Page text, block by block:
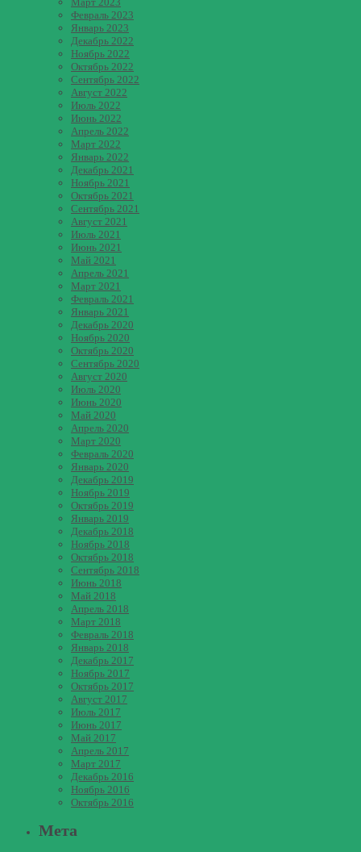
Февраль 2023
Январь 2023
Декабрь 2022
Ноябрь 2022
Октябрь 2022
Сентябрь 2022
Август 2022
Июль 2022
Июнь 2022
Апрель 2022
Март 2022
Январь 2022
Декабрь 2021
Ноябрь 2021
Октябрь 2021
Сентябрь 2021
Август 2021
Июль 2021
Июнь 2021
Май 2021
Апрель 2021
Март 2021
Февраль 2021
Январь 2021
Декабрь 2020
Ноябрь 2020
Октябрь 2020
Сентябрь 2020
Август 2020
Июль 2020
Июнь 2020
Май 2020
Апрель 2020
Март 2020
Февраль 2020
Январь 2020
Декабрь 2019
Ноябрь 2019
Октябрь 2019
Январь 2019
Декабрь 2018
Ноябрь 2018
Октябрь 2018
Сентябрь 2018
Июнь 2018
Май 2018
Апрель 2018
Март 2018
Февраль 2018
Январь 2018
Декабрь 2017
Ноябрь 2017
Октябрь 2017
Август 2017
Июль 2017
Июнь 2017
Май 2017
Апрель 2017
Март 2017
Декабрь 2016
Ноябрь 2016
Октябрь 2016
Мета